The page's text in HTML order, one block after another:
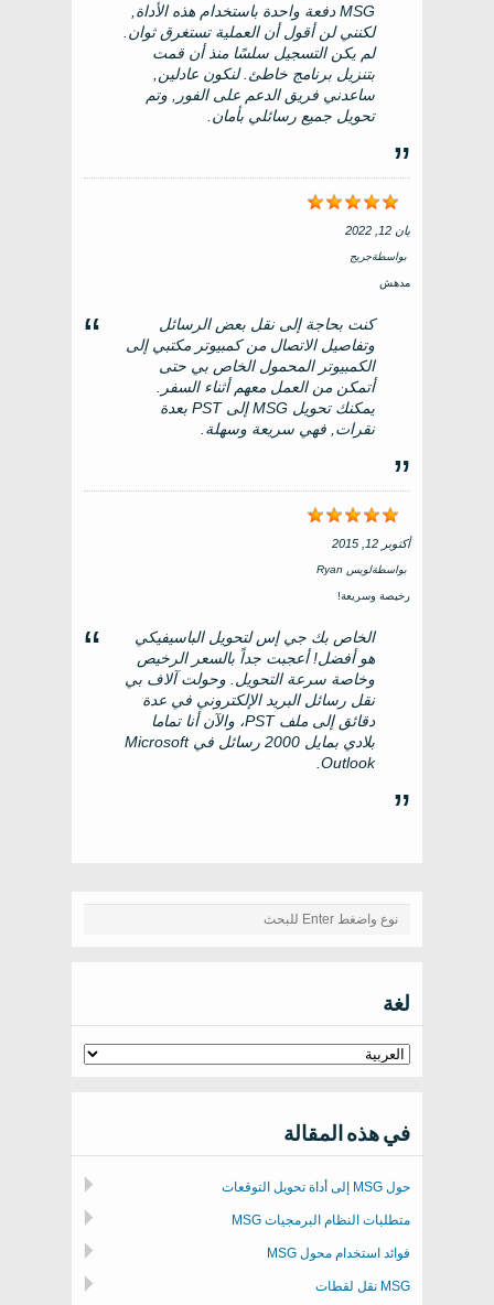
MSG دفعة واحدة باستخدام هذه الأداة,
لكنني لن أقول أن العملية تستغرق ثوان.
لم يكن التسجيل سلسًا منذ أن قمت
بتنزيل برنامج خاطئ. لنكون عادلين,
ساعدني فريق الدعم على الفور, وتم
تحويل جميع رسائلي بأمان.
يان 12, 2022
بواسطةجريج
مدهش
كنت بحاجة إلى نقل بعض الرسائل
وتفاصيل الاتصال من كمبيوتر مكتبي إلى
الكمبيوتر المحمول الخاص بي حتى
أتمكن من العمل معهم أثناء السفر.
يمكنك تحويل MSG إلى PST بعدة
نقرات, فهي سريعة وسهلة.
أكتوبر 12, 2015
بواسطةلويس Ryan
رخيصة وسريعة!
الخاص بك جي إس لتحويل الباسيفيكي
هو أفضل! أعجبت جداً بالسعر الرخيص
وخاصة سرعة التحويل. وحولت آلاف بي
نقل رسائل البريد الإلكتروني في عدة
دقائق إلى ملف PST، والآن أنا تماما
بلادي بمايل 2000 رسائل في Microsoft
Outlook.
لغة
في هذه المقالة
حول MSG إلى أداة تحويل التوقعات
متطلبات النظام البرمجيات MSG
فوائد استخدام محول MSG
MSG نقل لقطات